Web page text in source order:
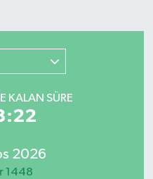
KALAN SÜRE
2026
1448